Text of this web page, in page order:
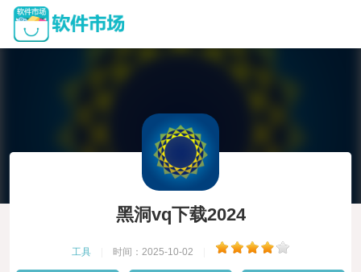
黑洞vq下载2024
工具 时间：2025-10-02